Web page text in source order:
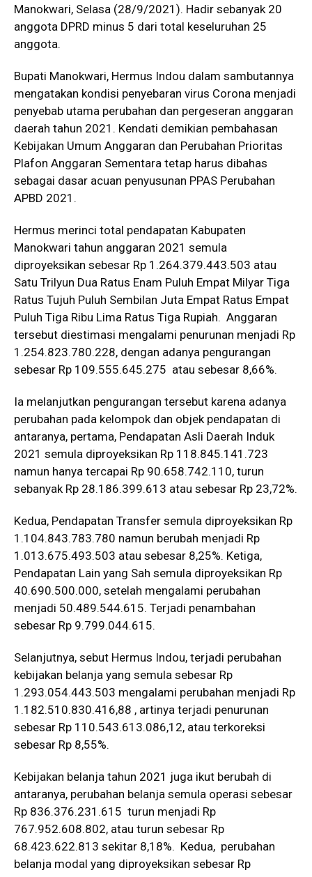
Manokwari, Selasa (28/9/2021). Hadir sebanyak 20
anggota DPRD minus 5 dari total keseluruhan 25
anggota.
Bupati Manokwari, Hermus Indou dalam sambutannya
mengatakan kondisi penyebaran virus Corona menjadi
penyebab utama perubahan dan pergeseran anggaran
daerah tahun 2021. Kendati demikian pembahasan
Kebijakan Umum Anggaran dan Perubahan Prioritas
Plafon Anggaran Sementara tetap harus dibahas
sebagai dasar acuan penyusunan PPAS Perubahan
APBD 2021.
Hermus merinci total pendapatan Kabupaten
Manokwari tahun anggaran 2021 semula
diproyeksikan sebesar Rp 1.264.379.443.503 atau
Satu Trilyun Dua Ratus Enam Puluh Empat Milyar Tiga
Ratus Tujuh Puluh Sembilan Juta Empat Ratus Empat
Puluh Tiga Ribu Lima Ratus Tiga Rupiah. Anggaran
tersebut diestimasi mengalami penurunan menjadi Rp
1.254.823.780.228, dengan adanya pengurangan
sebesar Rp 109.555.645.275 atau sebesar 8,66%.
Ia melanjutkan pengurangan tersebut karena adanya
perubahan pada kelompok dan objek pendapatan di
antaranya, pertama, Pendapatan Asli Daerah Induk
2021 semula diproyeksikan Rp 118.845.141.723
namun hanya tercapai Rp 90.658.742.110, turun
sebanyak Rp 28.186.399.613 atau sebesar Rp 23,72%.
Kedua, Pendapatan Transfer semula diproyeksikan Rp
1.104.843.783.780 namun berubah menjadi Rp
1.013.675.493.503 atau sebesar 8,25%. Ketiga,
Pendapatan Lain yang Sah semula diproyeksikan Rp
40.690.500.000, setelah mengalami perubahan
menjadi 50.489.544.615. Terjadi penambahan
sebesar Rp 9.799.044.615.
Selanjutnya, sebut Hermus Indou, terjadi perubahan
kebijakan belanja yang semula sebesar Rp
1.293.054.443.503 mengalami perubahan menjadi Rp
1.182.510.830.416,88 , artinya terjadi penurunan
sebesar Rp 110.543.613.086,12, atau terkoreksi
sebesar Rp 8,55%.
Kebijakan belanja tahun 2021 juga ikut berubah di
antaranya, perubahan belanja semula operasi sebesar
Rp 836.376.231.615 turun menjadi Rp
767.952.608.802, atau turun sebesar Rp
68.423.622.813 sekitar 8,18%. Kedua, perubahan
belanja modal yang diproyeksikan sebesar Rp